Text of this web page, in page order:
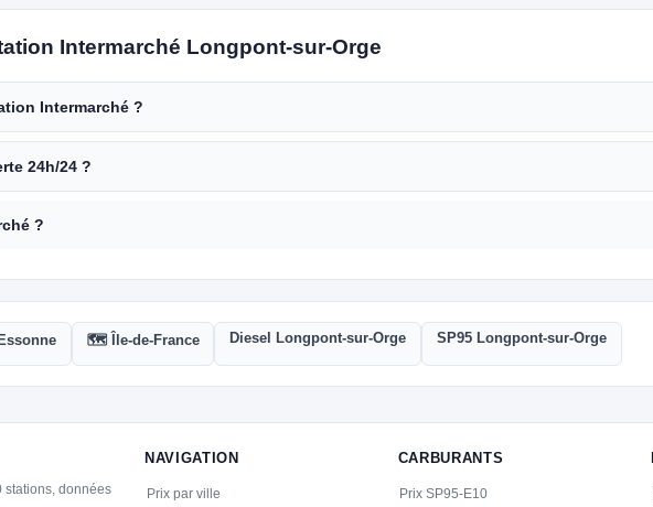
Intermarché Longpont-sur-Orge
Intermarché ?
24h/24 ?
?
🗺️ Île-de-France Diesel Longpont-sur-Orge SP95 Longpont-sur-Orge
stations, données
NAVIGATION
Prix par ville
CARBURANTS
Prix SP95-E10